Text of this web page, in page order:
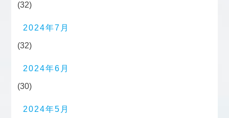
(32)
2024年7月
(32)
2024年6月
(30)
2024年5月